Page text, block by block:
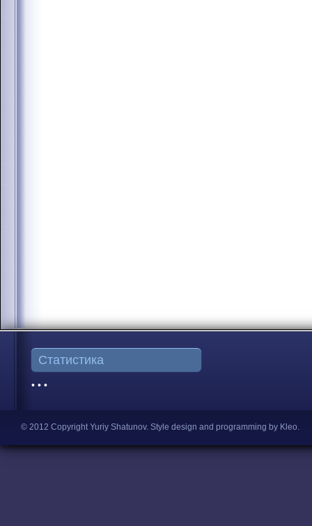
Статистика
• • •
© 2012 Copyright Yuriy Shatunov. Style design and programming by Kleo.